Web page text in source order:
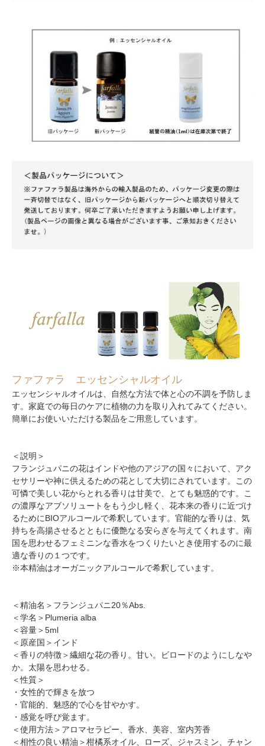
ファファラ エッセンシャルオイル
エッセンシャルオイルは、自然な方法で体と心の不調を予防しま
す。家庭での毎日のケアに植物の力を取り入れてみてください。
簡単にお使いいただける製品をご用意しています。
＜説明＞
フランジュパニの花はインドや他のアジアの国々において、アク
セサリーや神に供えるための花として大切にされています。この
可憐で美しい花からとれる香りは甘美で、とても魅惑的です。こ
の濃厚なアブソリュートをもう少し軽く、花本来の香りに近づけ
るためにBIOアルコールで希釈しています。官能的な香りは、気
持ちを高揚させるとともに優艶なる安らぎを与えてくれます。南
国を思わせるフェミニンな香水をつくりたいとき使用するのに最
適な香りの１つです。
※本精油はオーガニックアルコールで希釈しています。
＜精油名＞フランジュパニ20％Abs.
＜学名＞Plumeria alba
＜容量＞5ml
＜原産国＞インド
＜香りの特徴＞繊細な花の香り。甘い。ビロードのようにしなや
か。太陽を思わせる。
＜性質＞
・女性的で輝きを放つ
・官能的、魅惑的で心を甘やかす。
・感覚を呼び覚ます。
＜使用方法＞アロマセラピー、香水、美容、室内芳香
＜相性の良い精油＞柑橘系オイル、ローズ、ジャスミン、チャン